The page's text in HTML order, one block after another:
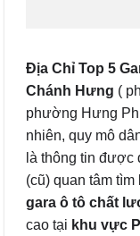
Địa Chỉ Top 5
Chánh Hưng (
phường Hưng
nhiên, quy mô
là thông tin được
(cũ) quan tâm
gara ô tô chất
cao tại khu vực